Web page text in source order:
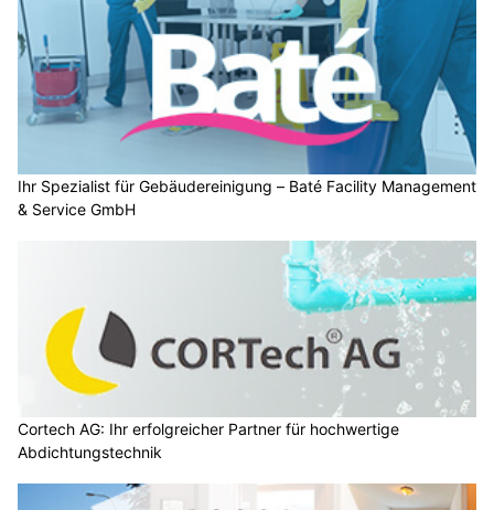
Ihr Spezialist für Gebäudereinigung – Baté Facility Management
& Service GmbH
Cortech AG: Ihr erfolgreicher Partner für hochwertige
Abdichtungstechnik